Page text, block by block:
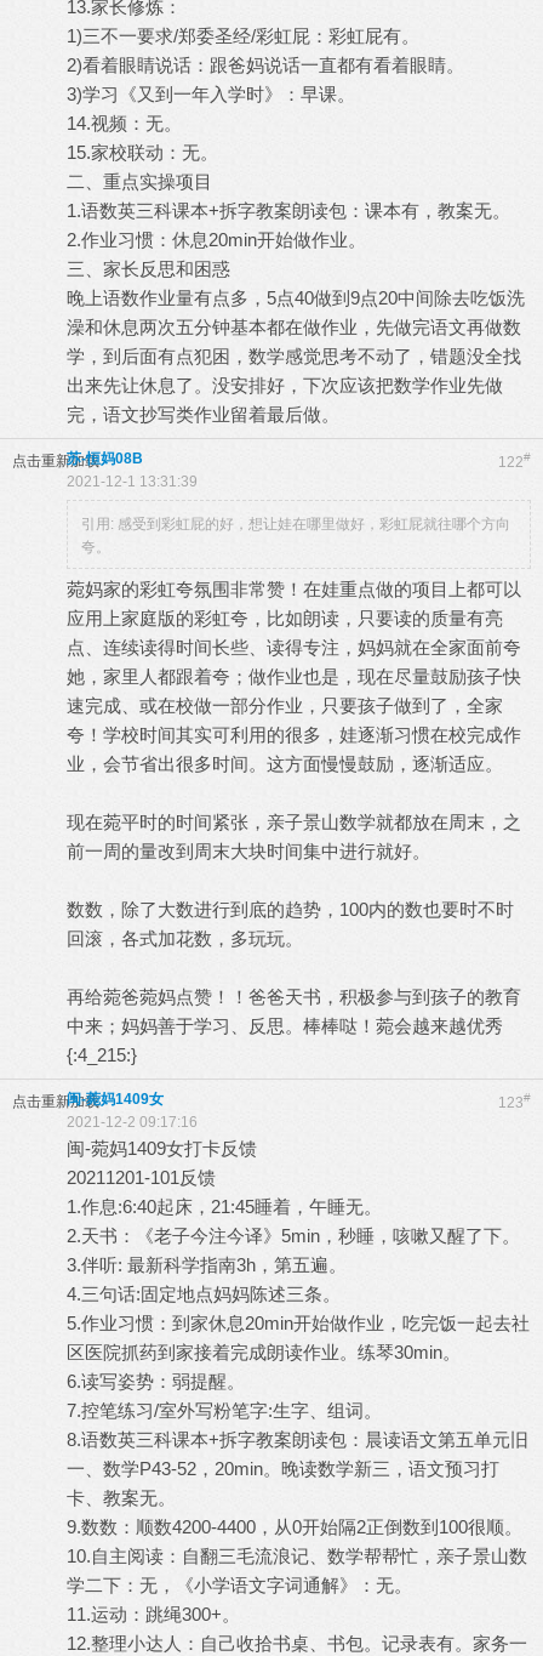
13.家长修炼：
1)三不一要求/郑委圣经/彩虹屁：彩虹屁有。
2)看着眼睛说话：跟爸妈说话一直都有看着眼睛。
3)学习《又到一年入学时》：早课。
14.视频：无。
15.家校联动：无。
二、重点实操项目
1.语数英三科课本+拆字教案朗读包：课本有，教案无。
2.作业习惯：休息20min开始做作业。
三、家长反思和困惑
晚上语数作业量有点多，5点40做到9点20中间除去吃饭洗
澡和休息两次五分钟基本都在做作业，先做完语文再做数
学，到后面有点犯困，数学感觉思考不动了，错题没全找
出来先让休息了。没安排好，下次应该把数学作业先做
完，语文抄写类作业留着最后做。
点击重新加载 122#
苏-恒妈08B
2021-12-1 13:31:39
引用: 感受到彩虹屁的好，想让娃在哪里做好，彩虹屁就往哪个方向
夸。
菀妈家的彩虹夸氛围非常赞！在娃重点做的项目上都可以
应用上家庭版的彩虹夸，比如朗读，只要读的质量有亮
点、连续读得时间长些、读得专注，妈妈就在全家面前夸
她，家里人都跟着夸；做作业也是，现在尽量鼓励孩子快
速完成、或在校做一部分作业，只要孩子做到了，全家
夸！学校时间其实可利用的很多，娃逐渐习惯在校完成作
业，会节省出很多时间。这方面慢慢鼓励，逐渐适应。
现在菀平时的时间紧张，亲子景山数学就都放在周末，之
前一周的量改到周末大块时间集中进行就好。
数数，除了大数进行到底的趋势，100内的数也要时不时
回滚，各式加花数，多玩玩。
再给菀爸菀妈点赞！！爸爸天书，积极参与到孩子的教育
中来；妈妈善于学习、反思。棒棒哒！菀会越来越优秀
{:4_215:}
点击重新加载 123#
闽-菀妈1409女
2021-12-2 09:17:16
闽-菀妈1409女打卡反馈
20211201-101反馈
1.作息:6:40起床，21:45睡着，午睡无。
2.天书：《老子今注今译》5min，秒睡，咳嗽又醒了下。
3.伴听: 最新科学指南3h，第五遍。
4.三句话:固定地点妈妈陈述三条。
5.作业习惯：到家休息20min开始做作业，吃完饭一起去社
区医院抓药到家接着完成朗读作业。练琴30min。
6.读写姿势：弱提醒。
7.控笔练习/室外写粉笔字:生字、组词。
8.语数英三科课本+拆字教案朗读包：晨读语文第五单元旧
一、数学P43-52，20min。晚读数学新三，语文预习打
卡、教案无。
9.数数：顺数4200-4400，从0开始隔2正倒数到100很顺。
10.自主阅读：自翻三毛流浪记、数学帮帮忙，亲子景山数
学二下：无，《小学语文字词通解》：无。
11.运动：跳绳300+。
12.整理小达人：自己收拾书桌、书包。记录表有。家务一